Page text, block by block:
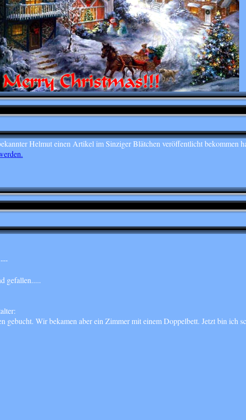
Helmut einen Artikel im Sinziger Blätchen veröffentlicht bekommen
gefallen.....
Wir bekamen aber ein Zimmer mit einem Doppelbett. Jetzt bin ich